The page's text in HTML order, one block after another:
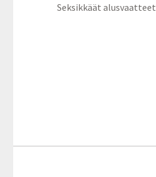
Seksikkäät alusvaatteet